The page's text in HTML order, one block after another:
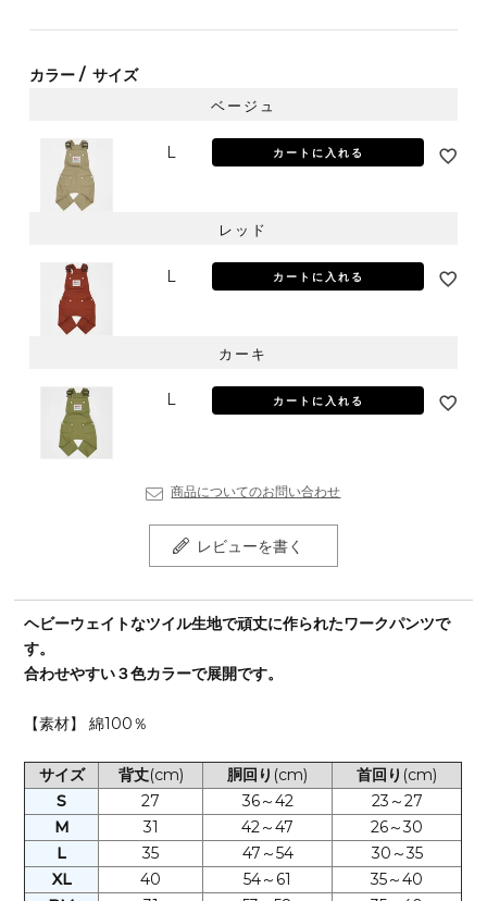
カラー サイズ
ベージュ
L カートに入れる
レッド
L カートに入れる
カーキ
L カートに入れる
商品についてのお問い合わせ
レビューを書く
ヘビーウェイトなツイル生地で頑丈に作られたワークパンツで
す。
合わせやすい３色カラーで展開です。
【素材】 綿100％
サイズ 背丈(cm) 胴回り (cm) 首回り (cm)
S
27 36～42
23～27
M
31 42～47
26～30
L
35 47～54
30～35
XL
40 54～61
35～40